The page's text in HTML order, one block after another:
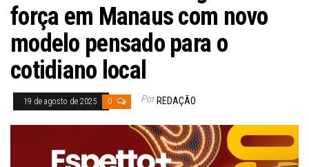
força em Manaus com novo
modelo pensado para o
cotidiano local
19 de agosto de 2025 0 Por REDAÇÃO